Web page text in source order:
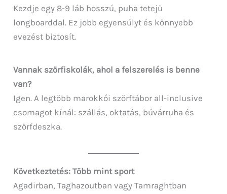
Kezdje egy 8-9 láb hosszú, puha tetejű
longboarddal. Ez jobb egyensúlyt és könnyebb
evezést biztosít.
Vannak szörfiskolák, ahol a felszerelés is benne
van?
Igen. A legtöbb marokkói szörftábor all-inclusive
csomagot kínál: szállás, oktatás, búvárruha és
szörfdeszka.
Következtetés: Több mint sport
Agadirban, Taghazoutban vagy Tamraghtban